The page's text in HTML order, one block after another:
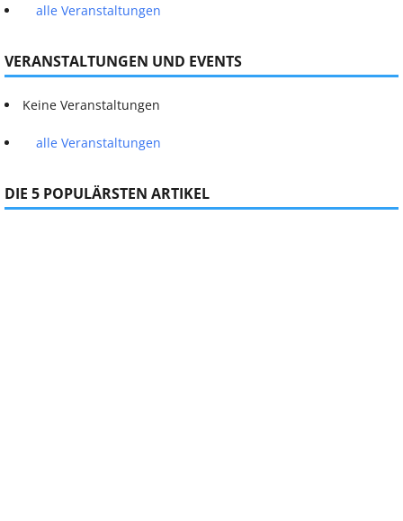
alle Veranstaltungen
VERANSTALTUNGEN UND EVENTS
Keine Veranstaltungen
alle Veranstaltungen
DIE 5 POPULÄRSTEN ARTIKEL